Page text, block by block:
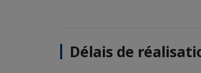
Délais de